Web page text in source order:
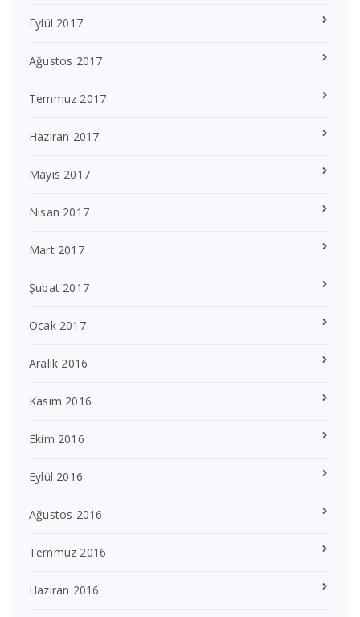
Eylül 2017
Ağustos 2017
Temmuz 2017
Haziran 2017
Mayıs 2017
Nisan 2017
Mart 2017
Şubat 2017
Ocak 2017
Aralık 2016
Kasım 2016
Ekim 2016
Eylül 2016
Ağustos 2016
Temmuz 2016
Haziran 2016